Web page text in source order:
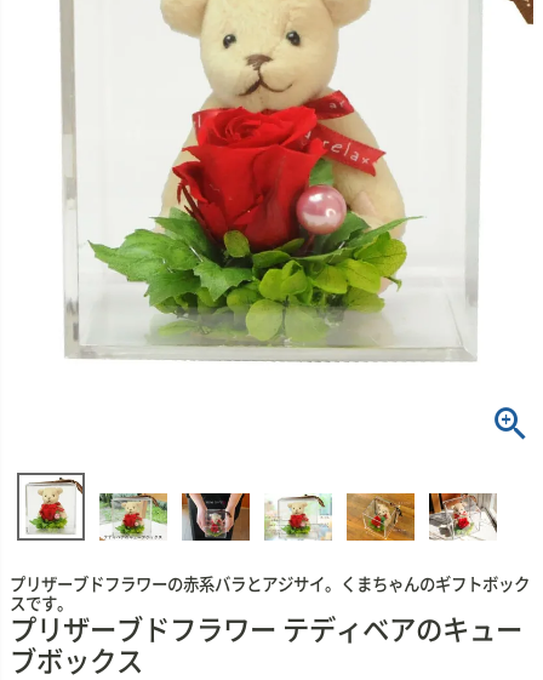
プリザーブドフラワーの赤系バラとアジサイ。くまちゃんのギフトボック
スです。
プリザーブドフラワー テディベアのキュー
ブボックス